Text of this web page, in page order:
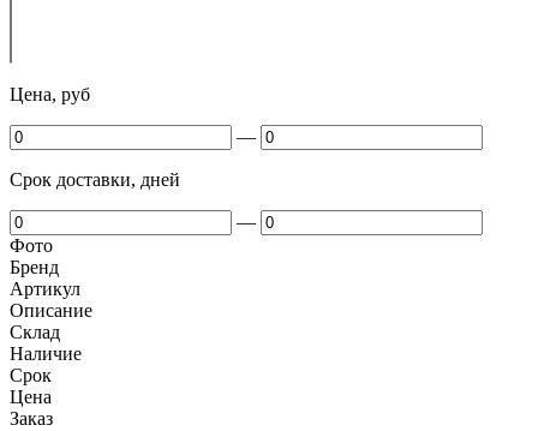
Цена, руб
—
Срок доставки, дней
—
Фото
Бренд
Артикул
Описание
Cклад
Наличие
Срок
Цена
Заказ